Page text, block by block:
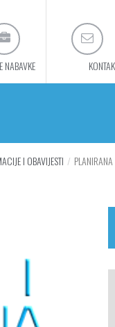
NABAVKE
I OBAVIJESTI